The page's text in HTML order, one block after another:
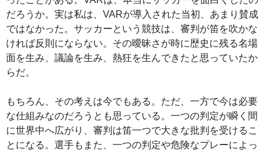
だろうか。実は私は、VARが導入された当初、あまり賛成
ではなかった。サッカーという競技は、審判が笛を吹かな
ければ反則にならない。その曖昧さが時に歴史に残る名場
面を生み、議論を生み、熱狂を生んできたと思っていたか
らだ。
もちろん、その考えは今でもある。ただ、一方で今は必要
な仕組みなのだろうとも思っている。一つの判定が瞬く間
に世界中へ広がり、審判は笛一つで大きな批判を受けるこ
とになる。選手もまた、一つの判定や危険なプレーによっ